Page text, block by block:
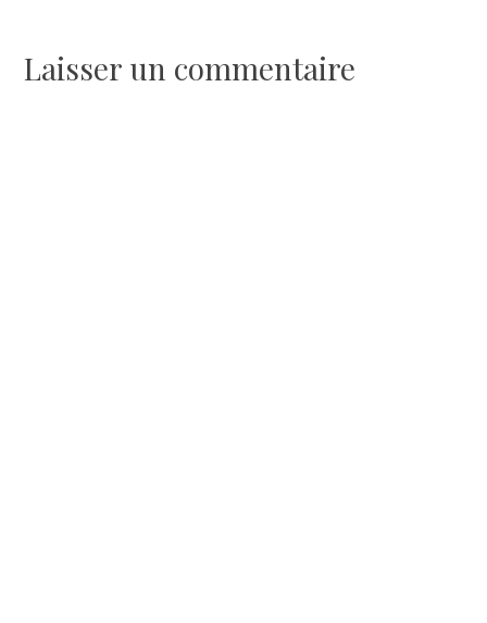
l’article
Laisser un commentaire